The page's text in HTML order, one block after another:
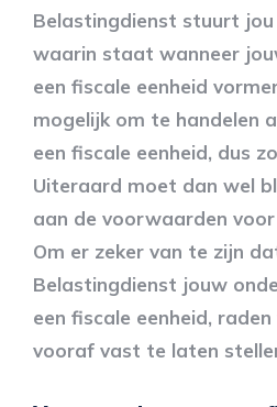
Belastingdienst stuurt jou
waarin staat wanneer
een fiscale eenheid
mogelijk om te handelen
een fiscale eenheid, dus
Uiteraard moet dan wel
aan de voorwaarden voor
Om er zeker van te zijn
Belastingdienst jouw
een fiscale eenheid,
vooraf vast te laten